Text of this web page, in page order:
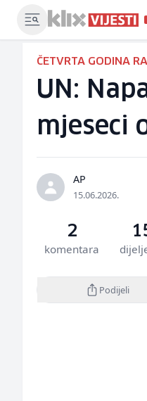
ČETVRTA GODINA
UN:
mjeseci
AP
15.06.2026.
2
komentara
Podijeli